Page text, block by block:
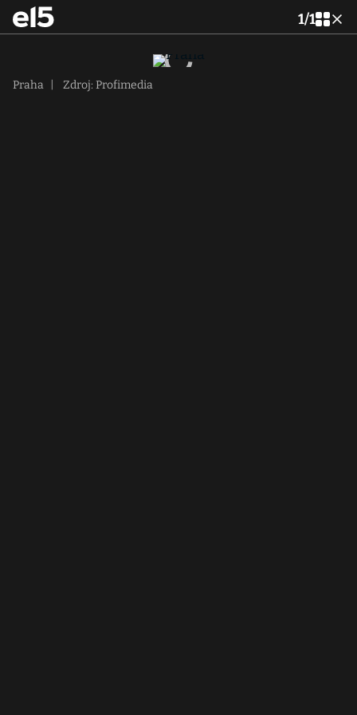
1/1
Praha Zdroj: Profimedia